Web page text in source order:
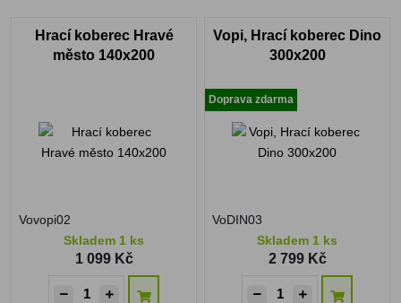
Hrací koberec Hravé
město 140x200
Vovopi02
Skladem 1 ks
1 099 Kč
Vopi, Hrací koberec Dino
300x200
Doprava zdarma
VoDIN03
Skladem 1 ks
2 799 Kč